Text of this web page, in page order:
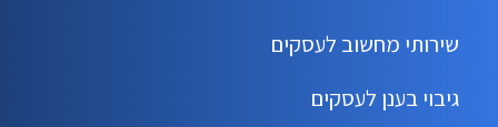
שירותי מחשוב לעסקים
גיבוי בענן לעסקים